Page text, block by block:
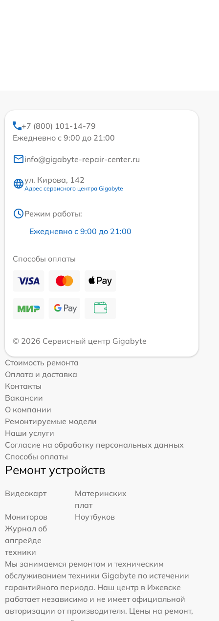
+7 (800) 101-14-79
Ежедневно с 9:00 до 21:00
info@gigabyte-repair-center.ru
ул. Кирова, 142
Адрес сервисного центра Gigabyte
Режим работы:
Ежедневно с 9:00 до 21:00
Способы оплаты
© 2026 Сервисный центр Gigabyte
Стоимость ремонта
Оплата и доставка
Контакты
Вакансии
О компании
Ремонтируемые модели
Наши услуги
Согласие на обработку персональных данных
Способы оплаты
Ремонт устройств
Видеокарт
Материнских
плат
Мониторов
Ноутбуков
Журнал об
апгрейде
техники
Мы занимаемся ремонтом и техническим
обслуживанием техники Gigabyte по истечении
гарантийного периода. Наш центр в Ижевске
работает независимо и не имеет официальной
авторизации от производителя. Цены на ремонт,